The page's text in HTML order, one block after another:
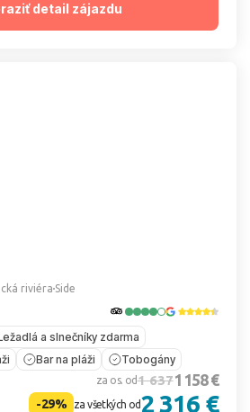
detail zájazdu
riviéra Side
a slnečníky zdarma
Bar na pláži Tobogány
za os. od1 6371 158 €
-29% za všetkých od2 316 €